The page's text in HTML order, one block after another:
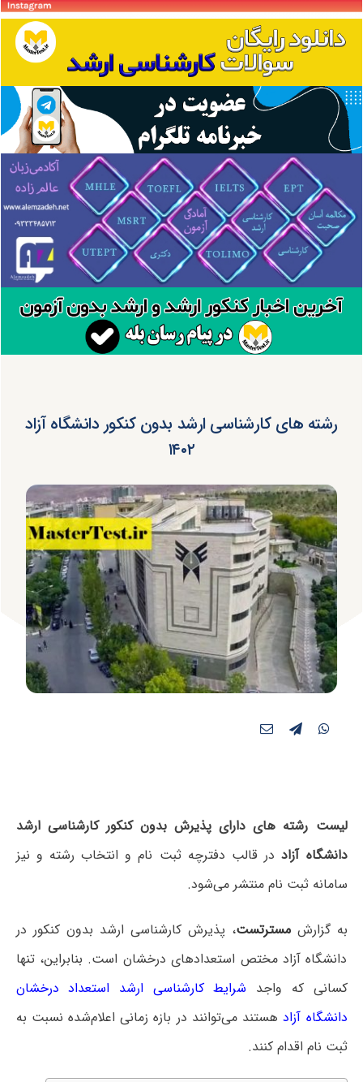
رشته های کارشناسی ارشد بدون کنکور دانشگاه آزاد
۱۴۰۲
لیست رشته های دارای پذیرش بدون کنکور کارشناسی ارشد
دانشگاه آزاددر قالب دفترچه ثبت نام و انتخاب رشته و نیز
سامانه ثبت نام منتشر می‌شود.
به گزارشمسترتست، پذیرش کارشناسی ارشد بدون کنکور در
دانشگاه آزاد مختص استعدادهای درخشان است. بنابراین، تنها
کسانی که واجد شرایط کارشناسی ارشد استعداد درخشان
دانشگاه آزادهستند می‌توانند در بازه زمانی اعلام‌شده نسبت به
ثبت نام اقدام کنند.